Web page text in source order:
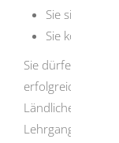
Sie sind
Sie können
Sie dürfen die
erfolgreich an
Ländlichen
Lehrgang